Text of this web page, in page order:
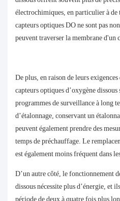
électrochimiques, en particulier à
capteurs optiques DO ne sont pas
peuvent traverser la membrane d'un
De plus, en raison de leurs
capteurs optiques d’oxygène
programmes de surveillance à long
d’étalonnage, conservant un
peuvent également prendre des
temps de préchauffage. Le
est également moins fréquent dans
D’un autre côté, le fonctionnement
dissous nécessite plus d’énergie, et
période de deux à quatre fois plus